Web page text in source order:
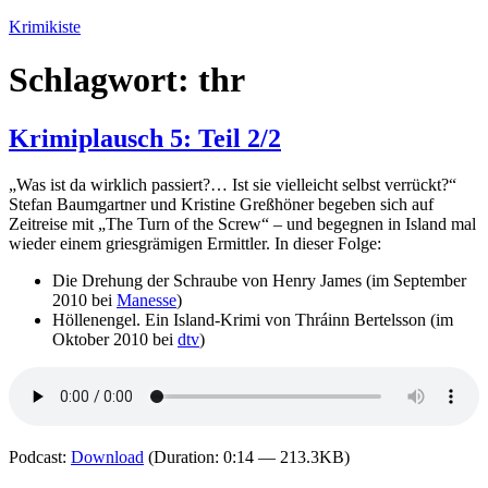
Zum
springen
Krimikiste
Schlagwort: thr
Krimiplausch 5: Teil 2/2
„Was ist da wirklich passiert?… Ist sie vielleicht selbst verrückt?“
Stefan Baumgartner und Kristine Greßhöner begeben sich auf
Zeitreise mit „The Turn of the Screw“ – und begegnen in Island mal
wieder einem griesgrämigen Ermittler. In dieser Folge:
Die Drehung der Schraube von Henry James (im September
2010 bei Manesse)
Höllenengel. Ein Island-Krimi von Thráinn Bertelsson (im
Oktober 2010 bei dtv)
Podcast: Download (Duration: 0:14 — 213.3KB)